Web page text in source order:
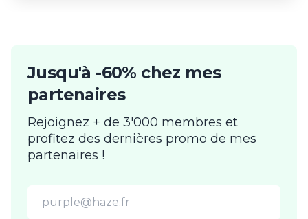
Jusqu'à -60% chez mes
partenaires
Rejoignez + de 3'000 membres et
profitez des dernières promo de mes
partenaires !